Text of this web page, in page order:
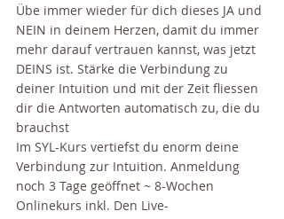
Übe immer wieder für dich dieses JA und
NEIN in deinem Herzen, damit du immer
mehr darauf vertrauen kannst, was jetzt
DEINS ist. Stärke die Verbindung zu
deiner Intuition und mit der Zeit fliessen
dir die Antworten automatisch zu, die du
brauchst
Im SYL-Kurs vertiefst du enorm deine
Verbindung zur Intuition. Anmeldung
noch 3 Tage geöffnet ~ 8-Wochen
Onlinekurs inkl. Den Live-